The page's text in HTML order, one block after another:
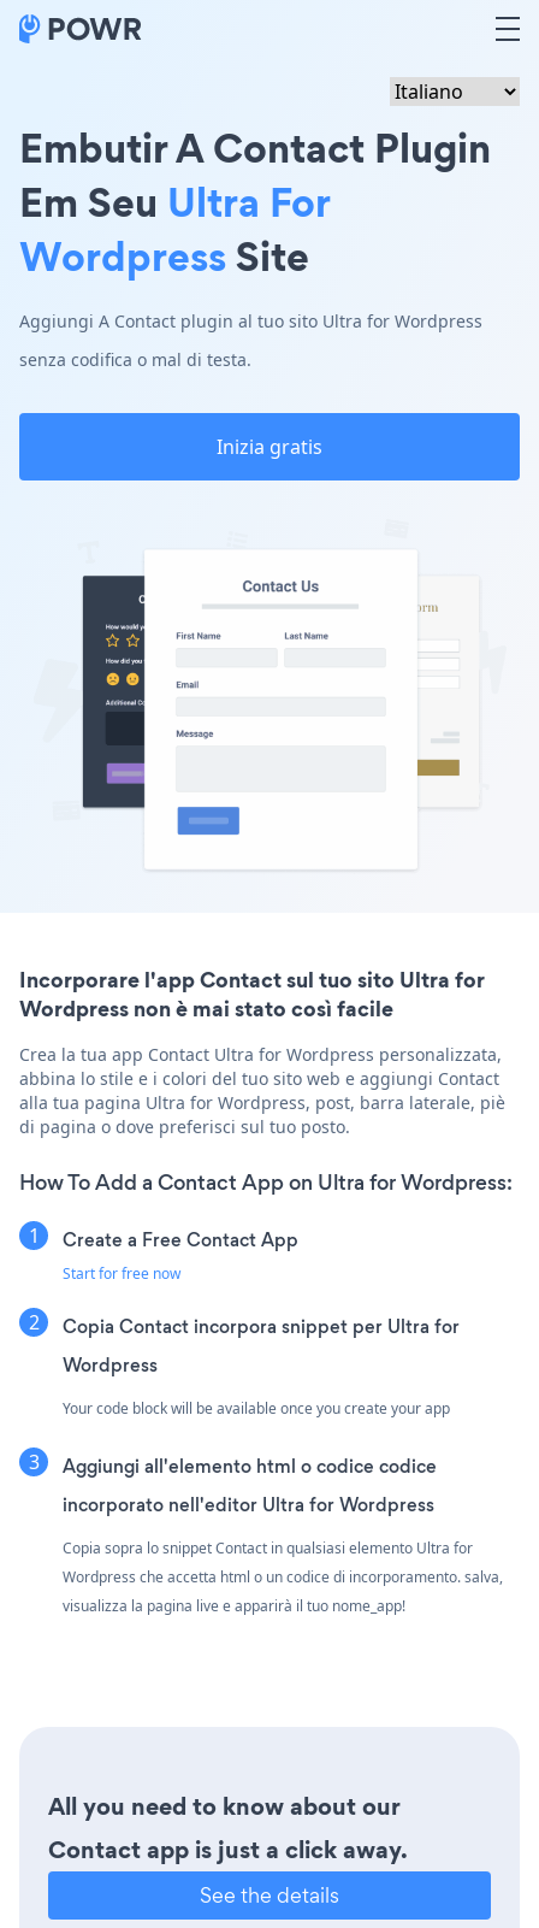
Embutir A Contact Plugin
Em Seu Ultra For
WordpressSite
Aggiungi A Contact plugin al tuo sito Ultra for Wordpress
senza codifica o mal di testa.
Inizia gratis
Incorporare l'app Contact sul tuo sito Ultra for
Wordpress non è mai stato così facile
Crea la tua app Contact Ultra for Wordpress personalizzata,
abbina lo stile e i colori del tuo sito web e aggiungi Contact
alla tua pagina Ultra for Wordpress, post, barra laterale, piè
di pagina o dove preferisci sul tuo posto.
How To Add a Contact App on Ultra for Wordpress:
Create a Free Contact App
Start for free now
Copia Contact incorpora snippet per Ultra for
Wordpress
Your code block will be available once you create your app
Aggiungi all'elemento html o codice codice
incorporato nell'editor Ultra for Wordpress
Copia sopra lo snippet Contact in qualsiasi elemento Ultra for
Wordpress che accetta html o un codice di incorporamento. salva,
visualizza la pagina live e apparirà il tuo nome_app!
All you need to know about our
Contact app is just a click away.
See the details